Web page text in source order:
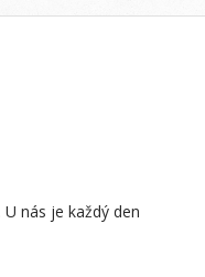
nás je každý den